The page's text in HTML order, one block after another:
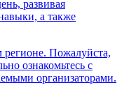
развивая
а также
регионе. Пожалуйста,
ознакомьтесь с
организаторами.